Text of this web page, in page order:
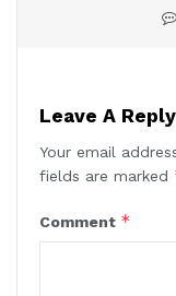
Leave A Reply
Your email
fields are marked
Comment *